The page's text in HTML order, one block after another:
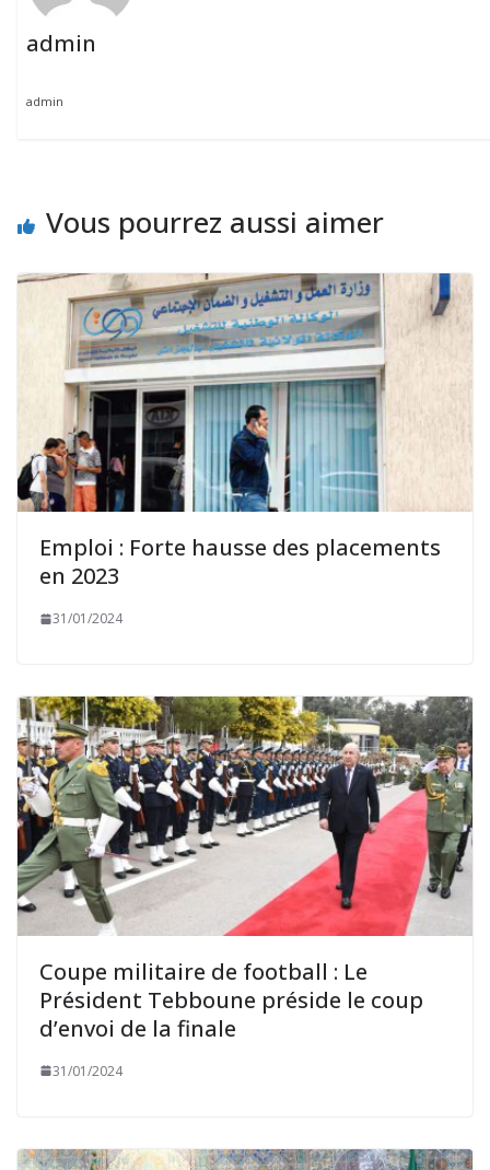
admin
admin
Vous pourrez aussi aimer
Emploi : Forte hausse des placements
en 2023
31/01/2024
Coupe militaire de football : Le
Président Tebboune préside le coup
d’envoi de la finale
31/01/2024